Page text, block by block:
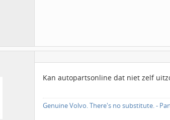
Kan autopartsonline dat niet zelf
Genuine Volvo. There's no substitute. -